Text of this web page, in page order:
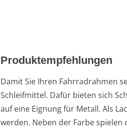
Produktempfehlungen
Damit Sie Ihren Fahrradrahmen
Schleifmittel. Dafür bieten sich
auf eine Eignung für Metall. Als
werden. Neben der Farbe spielen